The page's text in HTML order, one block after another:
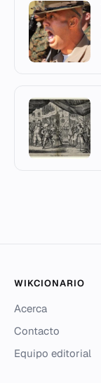
WIKCIONARIO
Acerca
Contacto
Equipo editorial